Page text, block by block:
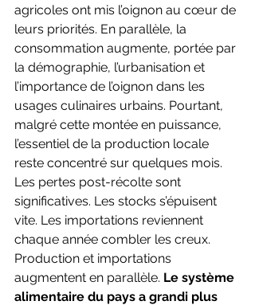
agricoles ont mis l’oignon au cœur de
leurs priorités. En parallèle, la
consommation augmente, portée par
la démographie, l’urbanisation et
l’importance de l’oignon dans les
usages culinaires urbains. Pourtant,
malgré cette montée en puissance,
l’essentiel de la production locale
reste concentré sur quelques mois.
Les pertes post-récolte sont
significatives. Les stocks s’épuisent
vite. Les importations reviennent
chaque année combler les creux.
Production et importations
augmentent en parallèle. Le système
alimentaire du pays a grandi plus